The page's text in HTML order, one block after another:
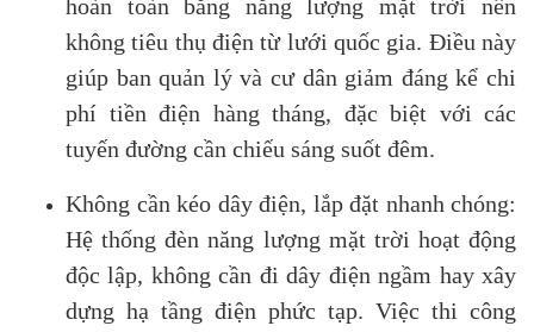
hoàn toàn bằng năng lượng mặt trời nên
không tiêu thụ điện từ lưới quốc gia. Điều này
giúp ban quản lý và cư dân giảm đáng kể chi
phí tiền điện hàng tháng, đặc biệt với các
tuyến đường cần chiếu sáng suốt đêm.
Không cần kéo dây điện, lắp đặt nhanh chóng:
Hệ thống đèn năng lượng mặt trời hoạt động
độc lập, không cần đi dây điện ngầm hay xây
dựng hạ tầng điện phức tạp. Việc thi công